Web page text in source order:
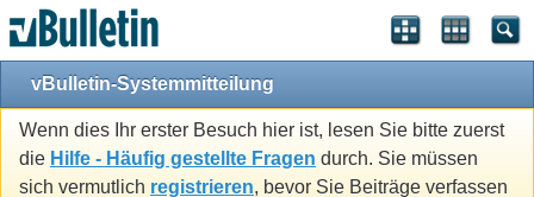
vBulletin-Systemmitteilung
Wenn dies Ihr erster Besuch hier ist, lesen Sie bitte zuerst
die Hilfe - Häufig gestellte Fragen durch. Sie müssen
sich vermutlich registrieren, bevor Sie Beiträge verfassen